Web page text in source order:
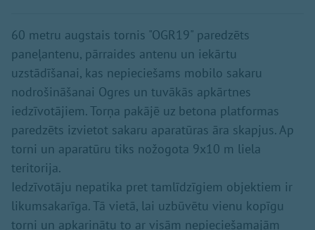
60 metru augstais tornis "OGR19" paredzēts
paneļantenu, pārraides antenu un iekārtu
uzstādīšanai, kas nepieciešams mobilo sakaru
nodrošināšanai Ogres un tuvākās apkārtnes
iedzīvotājiem. Torņa pakājē uz betona platformas
paredzēts izvietot sakaru aparatūras āra skapjus. Ap
torni un aparatūru tiks nožogota 9x10 m liela
teritorija.
Iedzīvotāju nepatika pret tamlīdzīgiem objektiem ir
likumsakarīga. Tā vietā, lai uzbūvētu vienu kopīgu
torni un apkarinātu to ar visām nepieciešamajām